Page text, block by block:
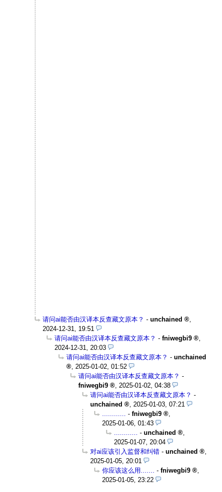
请问ai能否由汉译本反查藏文原本？ - unchained
,
2024-12-31, 19:51
请问ai能否由汉译本反查藏文原本？ - fniwegbi9
,
2024-12-31, 20:03
请问ai能否由汉译本反查藏文原本？ - unchained
, 2025-01-02, 01:52
请问ai能否由汉译本反查藏文原本？ -
fniwegbi9
, 2025-01-02, 04:38
请问ai能否由汉译本反查藏文原本？ -
unchained
, 2025-01-03, 07:21
............ - fniwegbi9
,
2025-01-06, 01:43
............ - unchained
,
2025-01-07, 20:04
对ai应该引入监督和纠错 - unchained
,
2025-01-05, 20:01
你应该这么用....... - fniwegbi9
,
2025-01-05, 23:22